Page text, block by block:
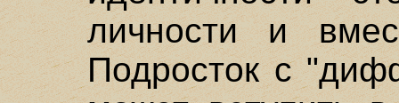
личности и
Подросток с